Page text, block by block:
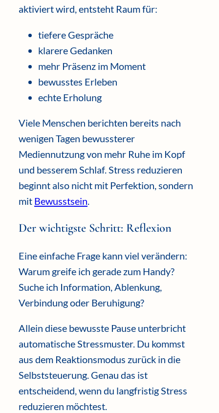
aktiviert wird, entsteht Raum für:
tiefere Gespräche
klarere Gedanken
mehr Präsenz im Moment
bewusstes Erleben
echte Erholung
Viele Menschen berichten bereits nach
wenigen Tagen bewussterer
Mediennutzung von mehr Ruhe im Kopf
und besserem Schlaf. Stress reduzieren
beginnt also nicht mit Perfektion, sondern
mit Bewusstsein.
Der wichtigste Schritt: Reflexion
Eine einfache Frage kann viel verändern:
Warum greife ich gerade zum Handy?
Suche ich Information, Ablenkung,
Verbindung oder Beruhigung?
Allein diese bewusste Pause unterbricht
automatische Stressmuster. Du kommst
aus dem Reaktionsmodus zurück in die
Selbststeuerung. Genau das ist
entscheidend, wenn du langfristig Stress
reduzieren möchtest.